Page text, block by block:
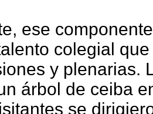
ese
colegial
y plenarias.
árbol de ceiba
se